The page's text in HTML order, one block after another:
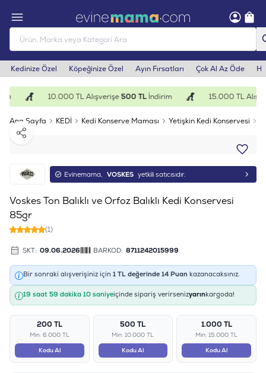
Kedinize Özel Köpeğinize Özel Ayın Fırsatları Çok Al Az Öde
10.000 TL Alışverişe500 TLİndirim 15.000 TL
Ana Sayfa KEDİ Kedi Konserve Maması Yetişkin Kedi Konservesi
Paylaş
Evinemama, VOSKES yetkili satıcısıdır.
Voskes Ton Balıklı ve Orfoz Balıklı Kedi Konservesi
85gr
(1)
SKT: 09.06.2026 BARKOD: 8711242015999
Bir sonraki alışverişiniz için 1 TL değerinde 14 Puan kazanacaksınız.
19 saat 59 dakika 09 saniyeiçinde sipariş verirsenizyarınkargoda!
200 TL
Min: 6.000 TL
Kodu Al
500 TL
Min: 10.000 TL
Kodu Al
1.000 TL
Min: 15.000 TL
Kodu Al